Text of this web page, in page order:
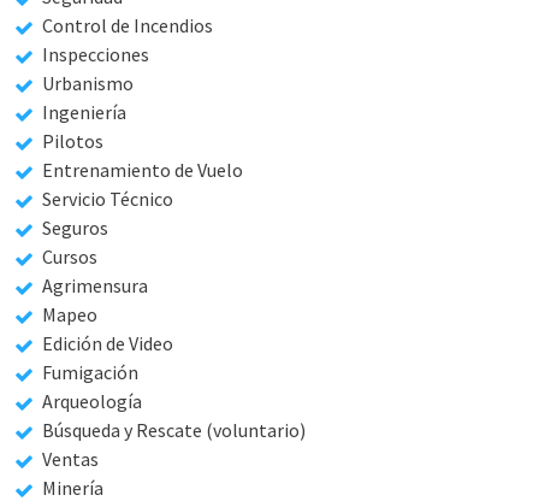
Control de Incendios
Inspecciones
Urbanismo
Ingeniería
Pilotos
Entrenamiento de Vuelo
Servicio Técnico
Seguros
Cursos
Agrimensura
Mapeo
Edición de Video
Fumigación
Arqueología
Búsqueda y Rescate (voluntario)
Ventas
Minería